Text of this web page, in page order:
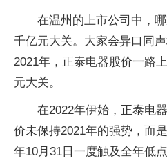
在温州的上市公司中，
千亿元大关。大家会异口同声
2021年，正泰电器股价一路
元大关。
在2022年伊始，正泰电
价未保持2021年的强势，而
年10月31日一度触及全年低